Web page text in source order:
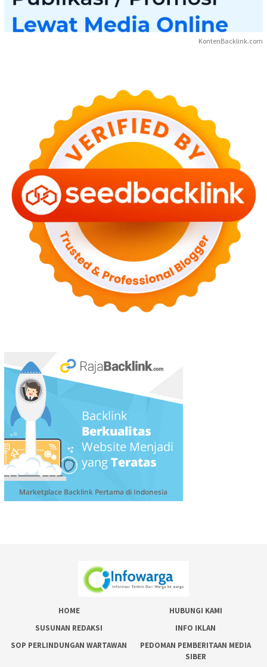
KontenBacklink.com
HOME
HUBUNGI KAMI
SUSUNAN REDAKSI
INFO IKLAN
SOP PERLINDUNGAN WARTAWAN
PEDOMAN PEMBERITAAN MEDIA
SIBER